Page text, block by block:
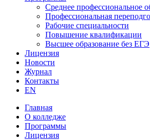
Среднее профессиональное
Профессиональная
Рабочие специальности
Повышение квалификации
Высшее образование без ЕГЭ
Лицензия
Новости
Журнал
Контакты
EN
Главная
О колледже
Программы
Лицензия